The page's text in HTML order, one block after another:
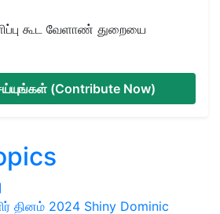
கூட வேளாண் துறையை
(Contribute Now)
தினம் 2024 Shiny Dominic